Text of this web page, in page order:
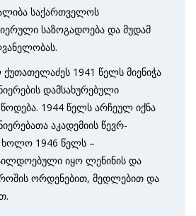
საქართველოს
საზოგადოება და მუდამ
1941 წელს მიენიჭა
დამსახურებული
1944 წელს არჩეულ იქნა
აკადემიის წევრ-
ხოლო 1946 წელს –
იყო ლენინის და
ორდენებით, მედლებით და